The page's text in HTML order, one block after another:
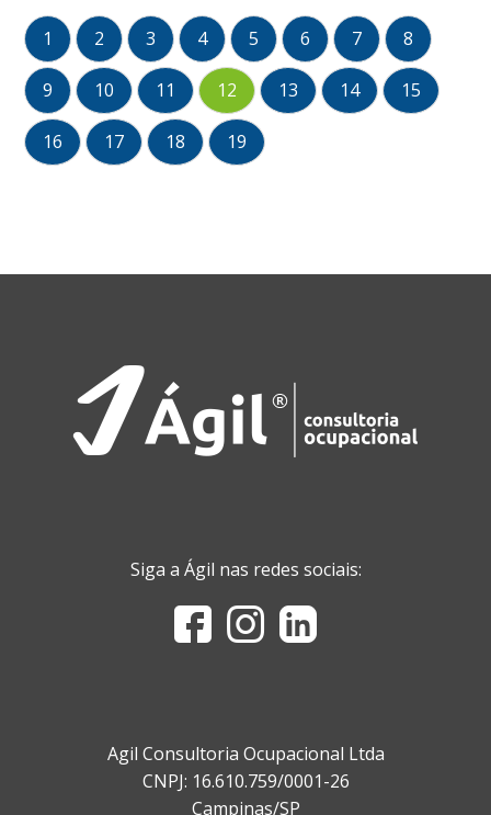
1 2 3 4 5 6 7 8
9 10 11 12 13 14 15
16 17 18 19
Siga a Ágil nas redes sociais:
Agil Consultoria Ocupacional Ltda
CNPJ: 16.610.759/0001-26
Campinas/SP